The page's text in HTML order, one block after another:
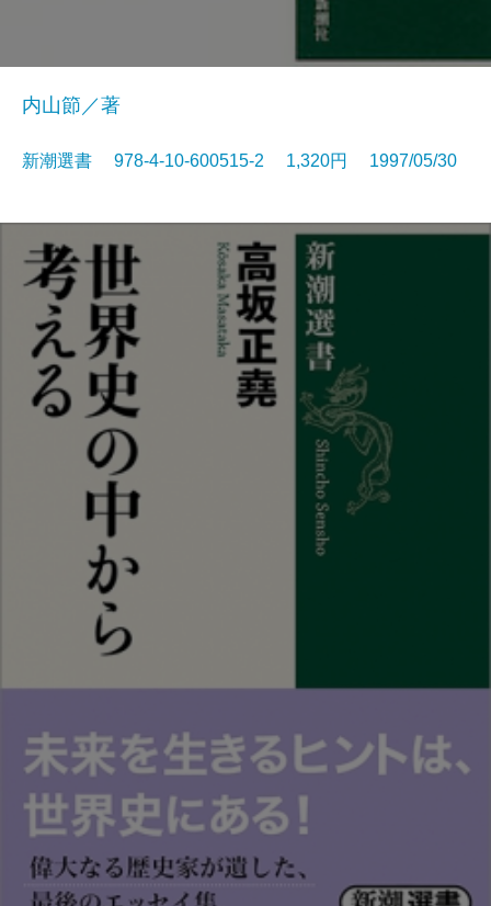
内山節／著
新潮選書 978-4-10-600515-2 1,320円 1997/05/30